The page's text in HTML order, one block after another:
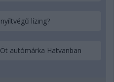
lízing?
autómárka Hatvanban